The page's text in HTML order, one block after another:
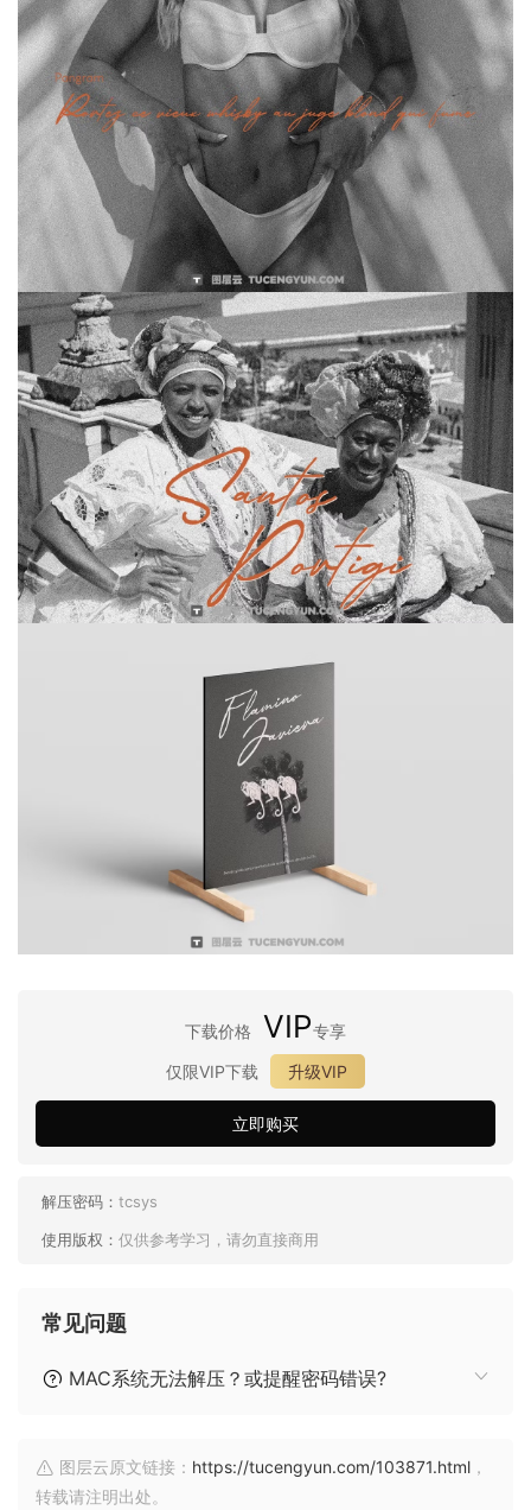
下载价格 VIP专享
仅限VIP下载
升级VIP
立即购买
解压密码： tcsys
使用版权： 仅供参考学习，请勿直接商用
常见问题
MAC系统无法解压？或提醒密码错误?
图层云原文链接： https://tucengyun.com/103871.html ，
转载请注明出处。